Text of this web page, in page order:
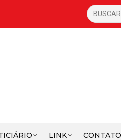
SEARCH:
LINK CONTATO